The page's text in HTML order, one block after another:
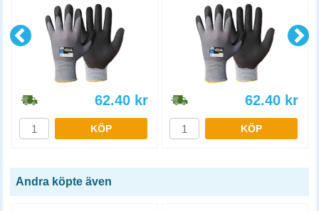
62.40 kr
KÖP
62.40 kr
KÖP
Andra köpte även